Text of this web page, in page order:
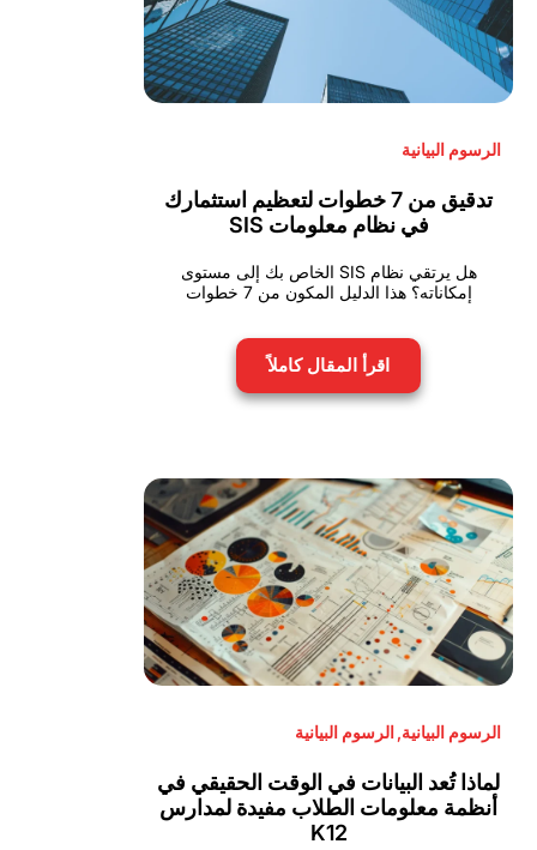
الرسوم البيانية
تدقيق من 7 خطوات لتعظيم استثمارك
في نظام معلومات SIS
هل يرتقي نظام SIS الخاص بك إلى مستوى
إمكاناته؟ هذا الدليل المكون من 7 خطوات
اقرأ المقال كاملاً
الرسوم البيانية,الرسوم البيانية
لماذا تُعد البيانات في الوقت الحقيقي في
أنظمة معلومات الطلاب مفيدة لمدارس
K12